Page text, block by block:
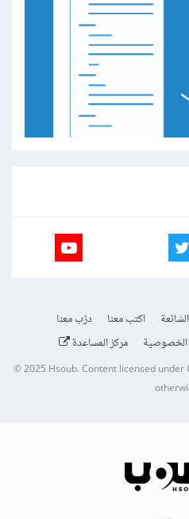
اكتب معنا
درّب معنا
الخصوصية مركز المساعدة
© 2025Hsoub.Content licensed under